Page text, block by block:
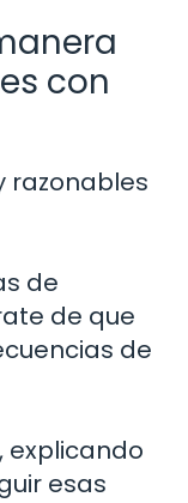
con
razonables
de
de que
de
explicando
esas